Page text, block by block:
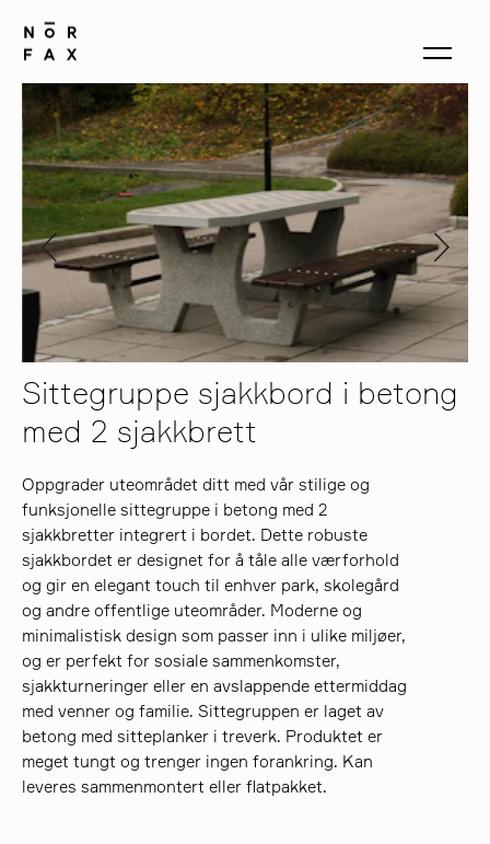
produkter
om oss
kontakt
søk
Sittegruppe sjakkbord i betong
med 2 sjakkbrett
Oppgrader uteområdet ditt med vår stilige og
funksjonelle sittegruppe i betong med 2
sjakkbretter integrert i bordet. Dette robuste
sjakkbordet er designet for å tåle alle værforhold
og gir en elegant touch til enhver park, skolegård
og andre offentlige uteområder. Moderne og
minimalistisk design som passer inn i ulike miljøer,
og er perfekt for sosiale sammenkomster,
sjakkturneringer eller en avslappende ettermiddag
med venner og familie. Sittegruppen er laget av
betong med sitteplanker i treverk. Produktet er
meget tungt og trenger ingen forankring. Kan
leveres sammenmontert eller flatpakket.